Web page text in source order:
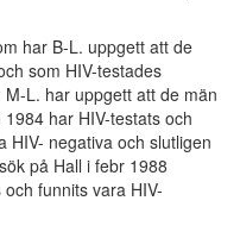
har B-L. uppgett att de
som HIV-testades
L. har uppgett att de män
har HIV-testats och
HIV- negativa och slutligen
på Hall i febr 1988
funnits vara HIV-